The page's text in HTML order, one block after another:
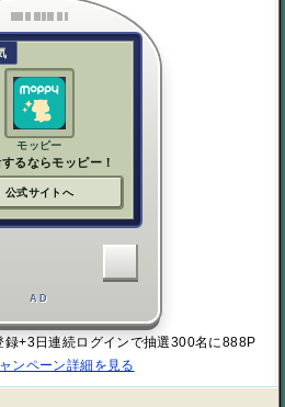
モッピー
るならモッピー！
公式サイトへ
AD
録+3日連続ログインで抽選300名に888P
ンペーン詳細を見る